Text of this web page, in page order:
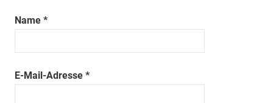
Name *
E-Mail-Adresse *